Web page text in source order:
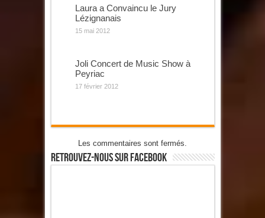
Laura a Convaincu le Jury
Lézignanais
15 mai 2012
Joli Concert de Music Show à
Peyriac
17 février 2012
Les commentaires sont fermés.
Retrouvez-Nous Sur Facebook